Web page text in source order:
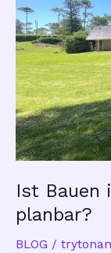
Ist Bauen
planbar?
BLOG /